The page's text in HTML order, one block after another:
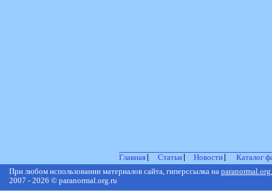
Главная Статьи Новости
Каталог
При любом использовании материалов сайта, гиперссылка на
2007 - 2026 © paranormal.org.ru